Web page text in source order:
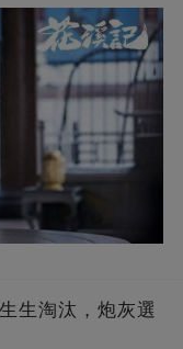
生淘汰，炮灰選